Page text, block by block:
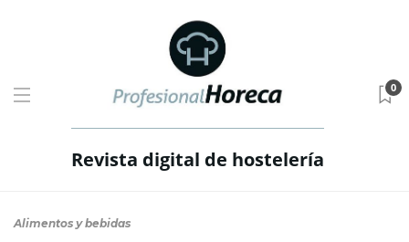
Revista digital de hostelería
0
Alimentos y bebidas